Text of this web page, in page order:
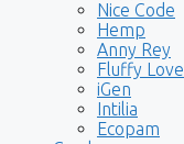
Nice Code
Hemp
Anny Rey
Fluffy Love
iGen
Intilia
Ecopam